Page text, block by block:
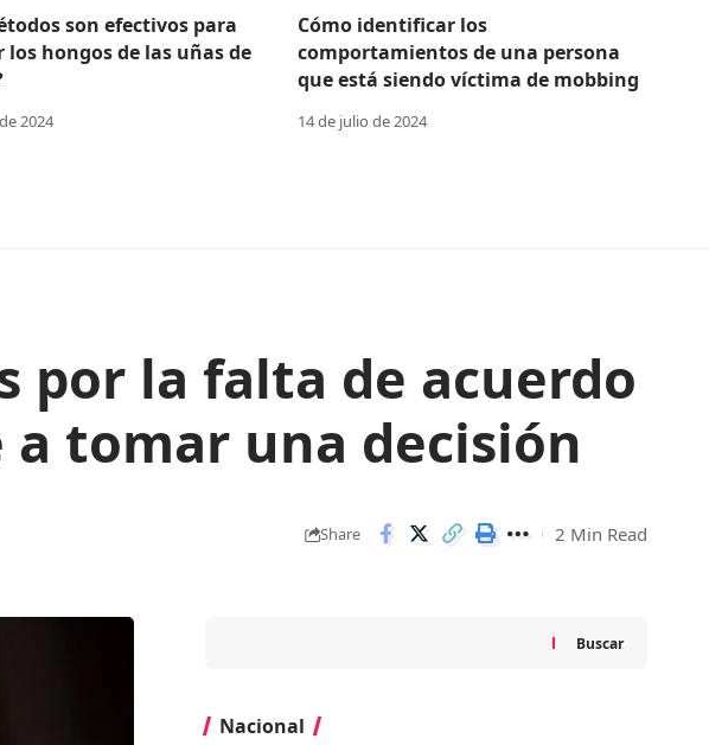
son efectivos para
hongos de las uñas de
2024
Cómo identificar los
comportamientos de una persona
que está siendo víctima de mobbing
14 de julio de 2024
por la falta de acuerdo
tomar una decisión
Share 2 Min Read
Buscar
Nacional